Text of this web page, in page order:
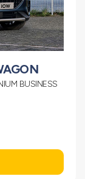
BUSINESS